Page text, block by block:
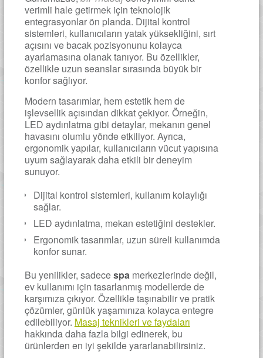
verimli hale getirmek için teknolojik
entegrasyonlar ön planda. Dijital kontrol
sistemleri, kullanıcıların yatak yüksekliğini, sırt
açısını ve bacak pozisyonunu kolayca
ayarlamasına olanak tanıyor. Bu özellikler,
özellikle uzun seanslar sırasında büyük bir
konfor sağlıyor.
Modern tasarımlar, hem estetik hem de
işlevsellik açısından dikkat çekiyor. Örneğin,
LED aydınlatma gibi detaylar, mekanın genel
havasını olumlu yönde etkiliyor. Ayrıca,
ergonomik yapılar, kullanıcıların vücut yapısına
uyum sağlayarak daha etkili bir deneyim
sunuyor.
Dijital kontrol sistemleri, kullanım kolaylığı
sağlar.
LED aydınlatma, mekan estetiğini destekler.
Ergonomik tasarımlar, uzun süreli kullanımda
konfor sunar.
Bu yenilikler, sadecespa merkezlerinde değil,
ev kullanımı için tasarlanmış modellerde de
karşımıza çıkıyor. Özellikle taşınabilir ve pratik
çözümler, günlük yaşamınıza kolayca entegre
edilebiliyor. Masaj teknikleri ve faydaları
hakkında daha fazla bilgi edinerek, bu
ürünlerden en iyi şekilde yararlanabilirsiniz.